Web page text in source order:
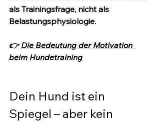
als Trainingsfrage, nicht als
Belastungsphysiologie.
👉 Die Bedeutung der Motivation
beim Hundetraining
Dein Hund ist ein
Spiegel – aber kein